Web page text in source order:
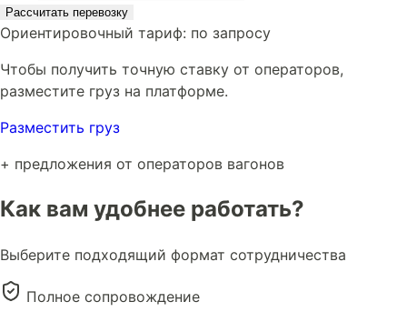
Рассчитать перевозку
Ориентировочный тариф: по запросу
Чтобы получить точную ставку от операторов,
разместите груз на платформе.
Разместить груз
+ предложения от операторов вагонов
Как вам удобнее работать?
Выберите подходящий формат сотрудничества
Полное сопровождение